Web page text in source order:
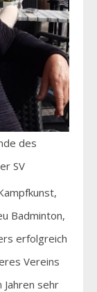
des
SV
Badminton,
erfolgreich
Vereins
sehr